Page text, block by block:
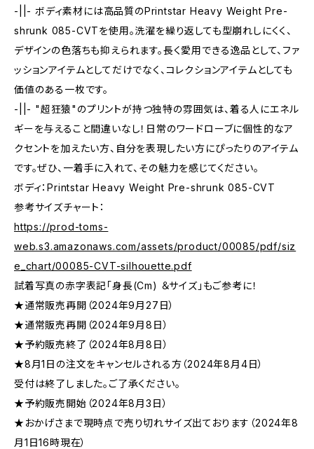
-||- ボディ素材には高品質のPrintstar Heavy Weight Pre-
shrunk 085-CVTを使用。洗濯を繰り返しても型崩れしにくく、
デザインの色落ちも抑えられます。長く愛用できる逸品として、ファ
ッションアイテムとしてだけでなく、コレクションアイテムとしても
価値のある一枚です。
-||- "超狂猿"のプリントが持つ独特の雰囲気は、着る人にエネル
ギーを与えること間違いなし！日常のワードローブに個性的なア
クセントを加えたい方、自分を表現したい方にぴったりのアイテム
です。ぜひ、一着手に入れて、その魅力を感じてください。
ボディ：Printstar Heavy Weight Pre-shrunk 085-CVT
参考サイズチャート：
https://prod-toms-
web.s3.amazonaws.com/assets/product/00085/pdf/siz
e_chart/00085-CVT-silhouette.pdf
試着写真の赤字表記「身長(Cm) ＆サイズ」もご参考に！
★通常販売再開（2024年9月27日）
★通常販売再開（2024年9月8日）
★予約販売終了（2024年8月8日）
★8月1日の注文をキャンセルされる方（2024年8月4日）
受付は終了しました。ご了承ください。
★予約販売開始（2024年8月3日）
★おかげさまで現時点で売り切れサイズ出ております（2024年8
月1日16時現在）